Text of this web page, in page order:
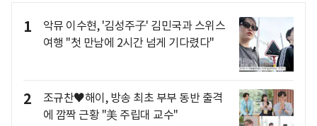
1
악뮤 이수현, '김성주子' 김민국과 스위스
여행 "첫 만남에 2시간 넘게 기다렸다"
2
조규찬♥해이, 방송 최초 부부 동반 출격
에 깜짝 근황 "美 주립대 교수"